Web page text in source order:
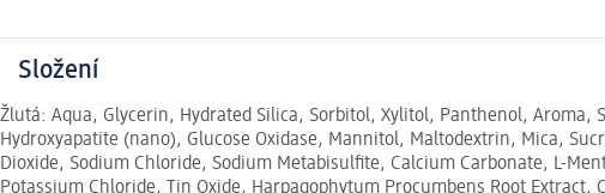
Složení
Žlutá: Aqua, Glycerin, Hydrated Silica, Sorbitol, Xylitol, Panthenol, Aroma,
Hydroxyapatite (nano), Glucose Oxidase, Mannitol, Maltodextrin, Mica,
Dioxide, Sodium Chloride, Sodium Metabisulfite, Calcium Carbonate, L-
Potassium Chloride, Tin Oxide, Harpagophytum Procumbens Root